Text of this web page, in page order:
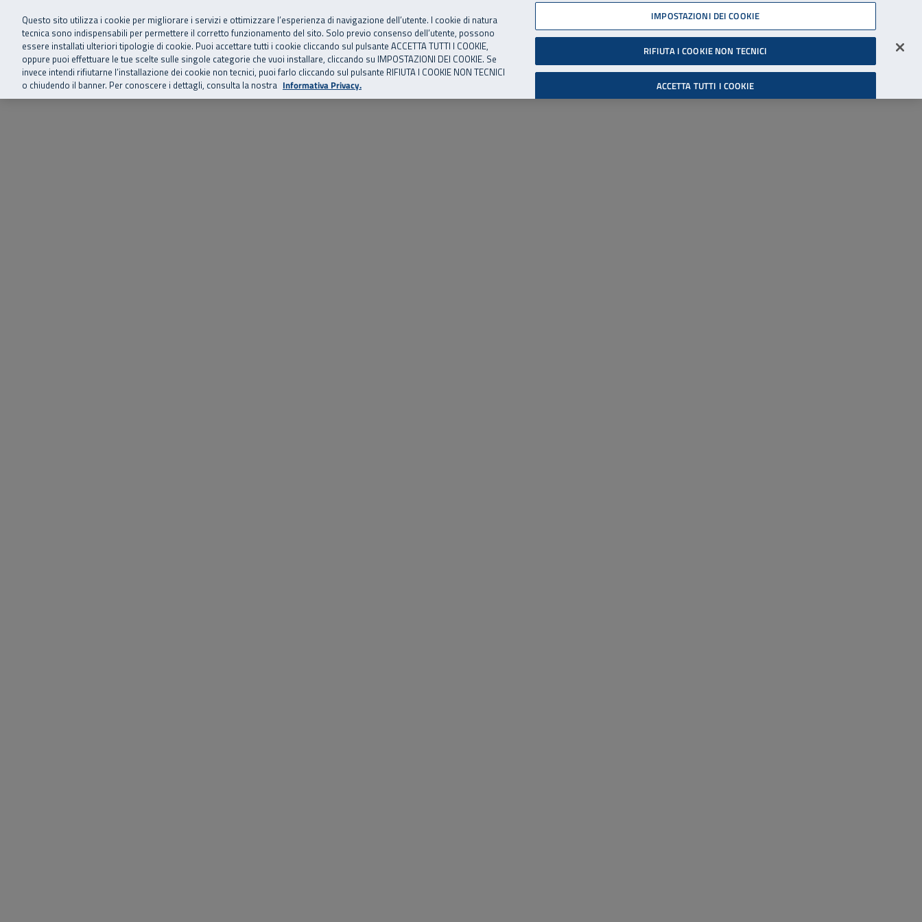
Vai al menu principale
Vai al contenuto principale
Vai al Footer 06 45539607
SuperAbile - il Contact Center Inail per il mondo della disabilità
Home Chi siamo Storie, news ed eventi Risorse utili Supporto Accessibilità
Cerca
Accedi all'area riservata
Questo sito utilizza i cookie per migliorare i servizi e ottimizzare l’esperienza di navigazione dell’utente. I cookie di natura
tecnica sono indispensabili per permettere il corretto funzionamento del sito. Solo previo consenso dell’utente, possono
essere installati ulteriori tipologie di cookie. Puoi accettare tutti i cookie cliccando sul pulsante ACCETTA TUTTI I COOKIE,
oppure puoi effettuare le tue scelte sulle singole categorie che vuoi installare, cliccando su IMPOSTAZIONI DEI COOKIE. Se
invece intendi rifiutarne l’installazione dei cookie non tecnici, puoi farlo cliccando sul pulsante RIFIUTA I COOKIE NON TECNICI
o chiudendo il banner. Per conoscere i dettagli, consulta la nostra Informativa Privacy.
IMPOSTAZIONI DEI COOKIE
RIFIUTA I COOKIE NON TECNICI
ACCETTA TUTTI I COOKIE